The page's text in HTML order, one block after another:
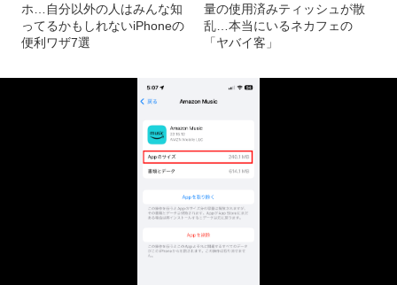
ホ…自分以外の人はみんな知
ってるかもしれないiPhoneの
便利ワザ7選
量の使用済みティッシュが散
乱…本当にいるネカフェの
「ヤバイ客」